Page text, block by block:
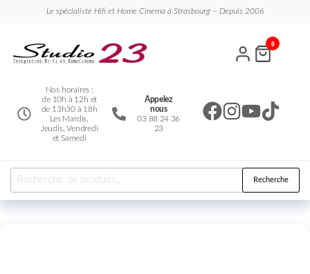
Le spécialiste Hifi et Home Cinema à Strasbourg – Depuis 2006
Nos horaires :
de 10h à 12h et
de 13h30 à 18h
Les Mardis,
Jeudis, Vendredi
et Samedi
Appelez
nous
03 88 24 36
23
0
Recherche